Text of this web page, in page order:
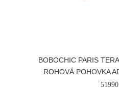
BOBOCHIC PARIS
ROHOVÁ POHOVKA